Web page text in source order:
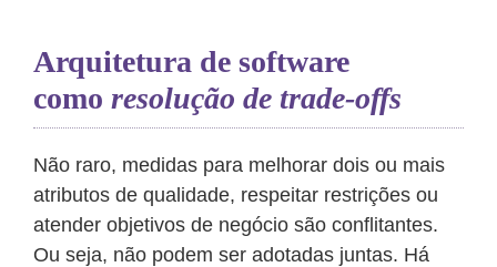
Arquitetura de software
como resolução de trade-offs
Não raro, medidas para melhorar dois ou mais
atributos de qualidade, respeitar restrições ou
atender objetivos de negócio são conflitantes.
Ou seja, não podem ser adotadas juntas. Há